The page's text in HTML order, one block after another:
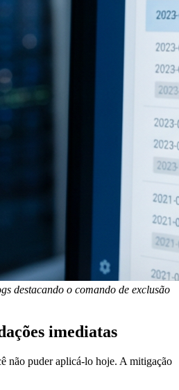
destacando o comando de exclusão
imediatas
não puder aplicá-lo hoje. A mitigação